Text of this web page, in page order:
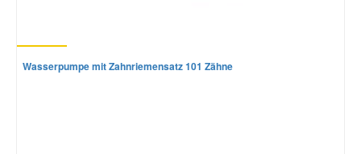
Wasserpumpe mit Zahnriemensatz 101 Zähne